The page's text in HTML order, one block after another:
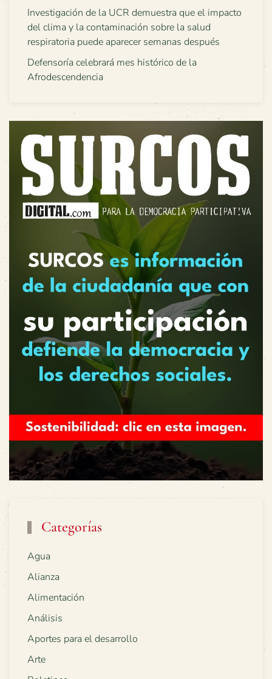
Investigación de la UCR demuestra que el impacto
del clima y la contaminación sobre la salud
respiratoria puede aparecer semanas después
Defensoría celebrará mes histórico de la
Afrodescendencia
Categorías
Agua
Alianza
Alimentación
Análisis
Aportes para el desarrollo
Arte